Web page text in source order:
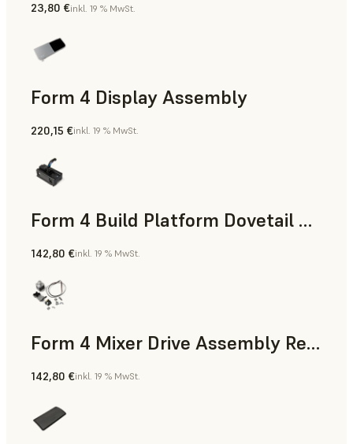
23,80 €inkl. 19 % MwSt.
Form 4 Display Assembly
220,15 €inkl. 19 % MwSt.
Form 4 Build Platform Dovetail Mount
142,80 €inkl. 19 % MwSt.
Form 4 Mixer Drive Assembly Replacement Kit
142,80 €inkl. 19 % MwSt.